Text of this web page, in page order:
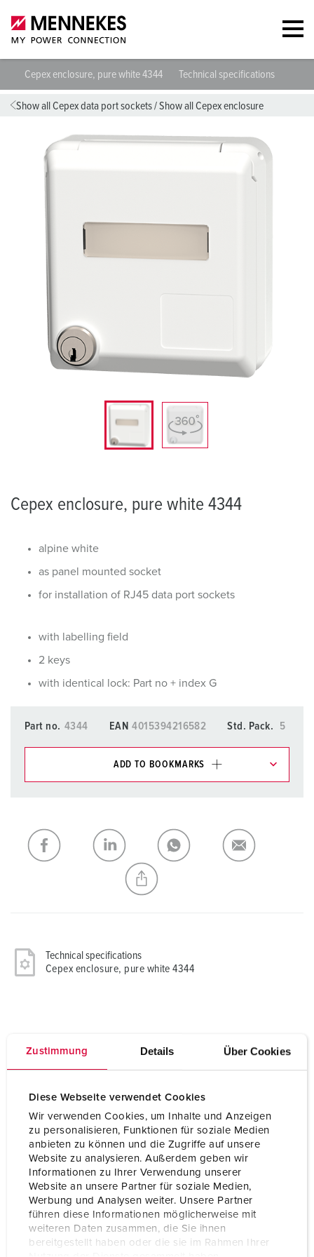
Zustimmung Details Über Cookies
Diese Webseite verwendet Cookies
Wir verwenden Cookies, um Inhalte und Anzeigen
zu personalisieren, Funktionen für soziale Medien
anbieten zu können und die Zugriffe auf unsere
Website zu analysieren. Außerdem geben wir
Informationen zu Ihrer Verwendung unserer
Website an unsere Partner für soziale Medien,
Werbung und Analysen weiter. Unsere Partner
führen diese Informationen möglicherweise mit
weiteren Daten zusammen, die Sie ihnen
bereitgestellt haben oder die sie im Rahmen Ihrer
Cepex enclosure, pure white 4344 Technical specifications
Show all Cepex data port sockets/Show all Cepex enclosure
Cepex enclosure, pure white 4344
alpine white
as panel mounted socket
for installation of RJ45 data port sockets
with labelling field
2 keys
with identical lock: Part no + index G
Part no. 4344 EAN 4015394216582 Std. Pack. 5
ADD TO BOOKMARKS
My list ADD
CREATE A NEW LIST
Technical specifications
Cepex enclosure, pure white 4344